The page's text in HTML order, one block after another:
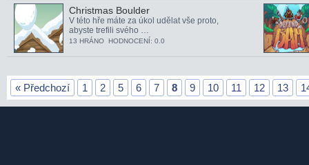
Christmas Boulder
V této hře máte za úkol udělat vše proto,
abyste trefili svého …
13 HRÁNO HODNOCENÍ: 0.0
« Předchozí 1 2 5 6 7 8 9 10 11 12 13